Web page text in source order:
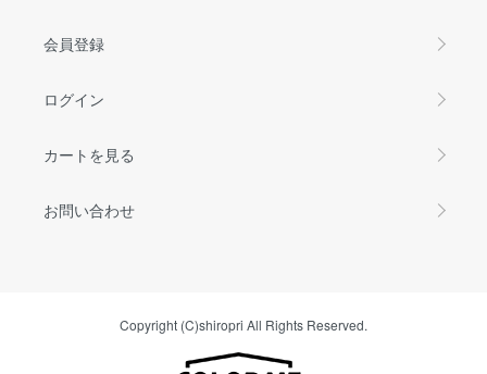
会員登録
ログイン
カートを見る
お問い合わせ
Copyright (C)shiropri All Rights Reserved.